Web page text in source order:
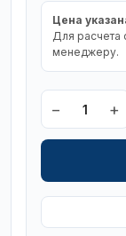
Цена
Для расчета
менеджеру.
− 1 +